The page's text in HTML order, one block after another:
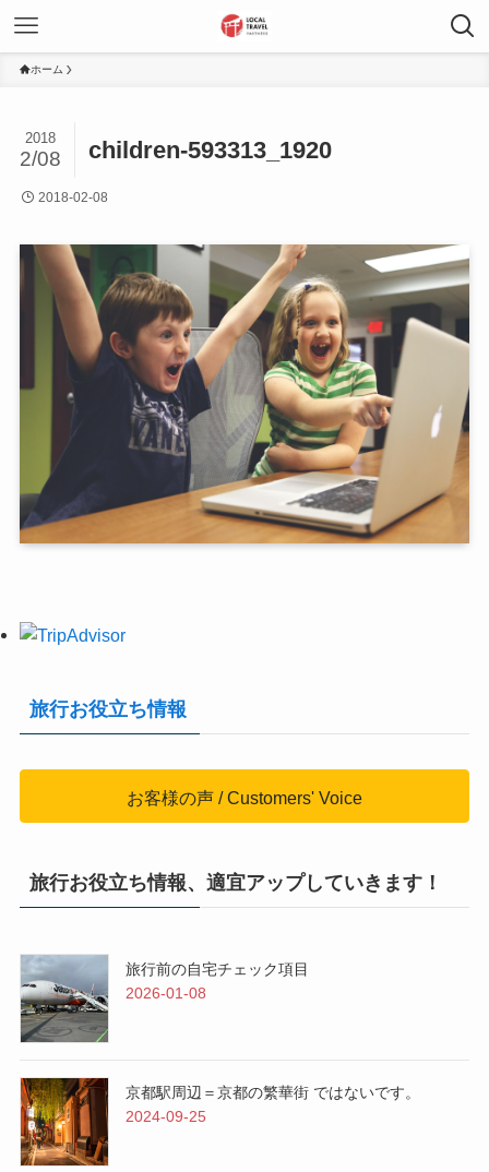
ホーム
children-593313_1920
2018
2/08
2018-02-08
旅行お役立ち情報
お客様の声 / Customers' Voice
旅行お役立ち情報、適宜アップしていきます！
旅行前の自宅チェック項目
2026-01-08
京都駅周辺＝京都の繁華街 ではないです。
2024-09-25